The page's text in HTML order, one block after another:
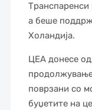
а беше
Холандија.
ЦЕА донесе
поврзани со
буџетите на